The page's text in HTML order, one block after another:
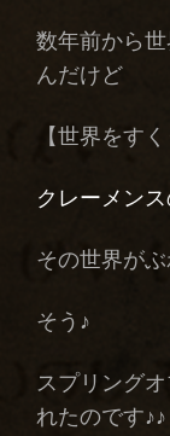
数年前から
んだけど
【世界をす
クレーメン
その世界が
そう♪
スプリング
れたのです♪♪